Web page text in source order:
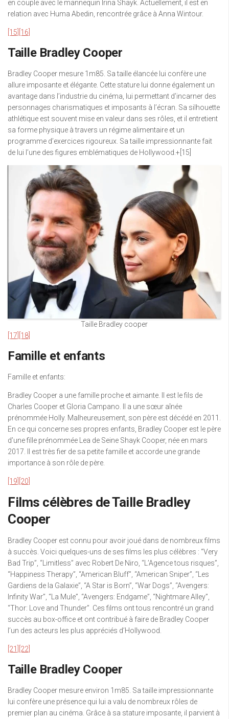
en couple avec le mannequin Irina Shayk. Actuellement, il est en
relation avec Huma Abedin, rencontrée grâce à Anna Wintour.
[15] [16]
Taille Bradley Cooper
Bradley Cooper mesure 1m85. Sa taille élancée lui confère une
allure imposante et élégante. Cette stature lui donne également un
avantage dans l’industrie du cinéma, lui permettant d’incarner des
personnages charismatiques et imposants à l’écran. Sa silhouette
athlétique est souvent mise en valeur dans ses rôles, et il entretient
sa forme physique à travers un régime alimentaire et un
programme d’exercices rigoureux. Sa taille impressionnante fait
de lui l’une des figures emblématiques de Hollywood.+[15]
Taille Bradley cooper
[17] [18]
Famille et enfants
Famille et enfants:
Bradley Cooper a une famille proche et aimante. Il est le fils de
Charles Cooper et Gloria Campano. Il a une sœur aînée
prénommée Holly. Malheureusement, son père est décédé en 2011.
En ce qui concerne ses propres enfants, Bradley Cooper est le père
d’une fille prénommée Lea de Seine Shayk Cooper, née en mars
2017. Il est très fier de sa petite famille et accorde une grande
importance à son rôle de père.
[19] [20]
Films célèbres de Taille Bradley
Cooper
Bradley Cooper est connu pour avoir joué dans de nombreux films
à succès. Voici quelques-uns de ses films les plus célèbres : “Very
Bad Trip”, “Limitless” avec Robert De Niro, “L’Agence tous risques”,
“Happiness Therapy”, “American Bluff”, “American Sniper”, “Les
Gardiens de la Galaxie”, “A Star is Born”, “War Dogs”, “Avengers:
Infinity War”, “La Mule”, “Avengers: Endgame”, “Nightmare Alley”,
“Thor: Love and Thunder”. Ces films ont tous rencontré un grand
succès au box-office et ont contribué à faire de Bradley Cooper
l’un des acteurs les plus appréciés d’Hollywood.
[21] [22]
Taille Bradley Cooper
Bradley Cooper mesure environ 1m85. Sa taille impressionnante
lui confère une présence qui lui a valu de nombreux rôles de
premier plan au cinéma. Grâce à sa stature imposante, il parvient à